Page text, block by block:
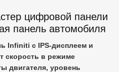
цифровой панели
панель автомобиля
Infiniti с IPS-дисплеем и
скорость в режиме
двигателя, уровень